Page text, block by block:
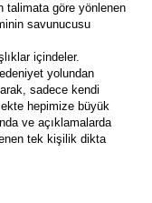
talimata göre yönlenen
savunucusu
içindeler.
yolundan
sadece kendi
hepimize büyük
ve açıklamalarda
tek kişilik dikta